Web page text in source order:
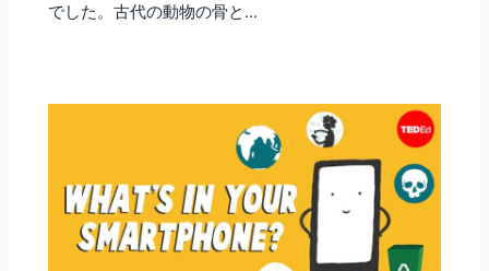
でした。古代の動物の骨と…